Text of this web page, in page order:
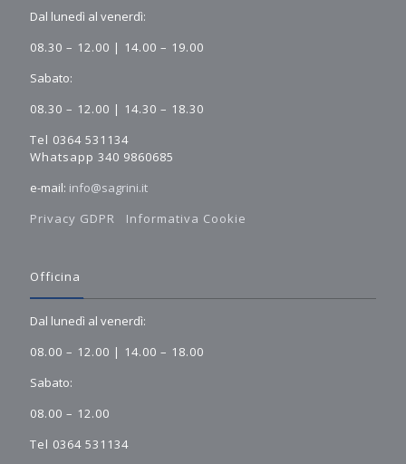
Dal lunedì al venerdì:
08.30 – 12.00 | 14.00 – 19.00
Sabato:
08.30 – 12.00 | 14.30 – 18.30
Tel 0364 531134
Whatsapp 340 9860685
e-mail: info@sagrini.it
Privacy GDPR
Informativa Cookie
Officina
Dal lunedì al venerdì:
08.00 – 12.00 | 14.00 – 18.00
Sabato:
08.00 – 12.00
Tel 0364 531134